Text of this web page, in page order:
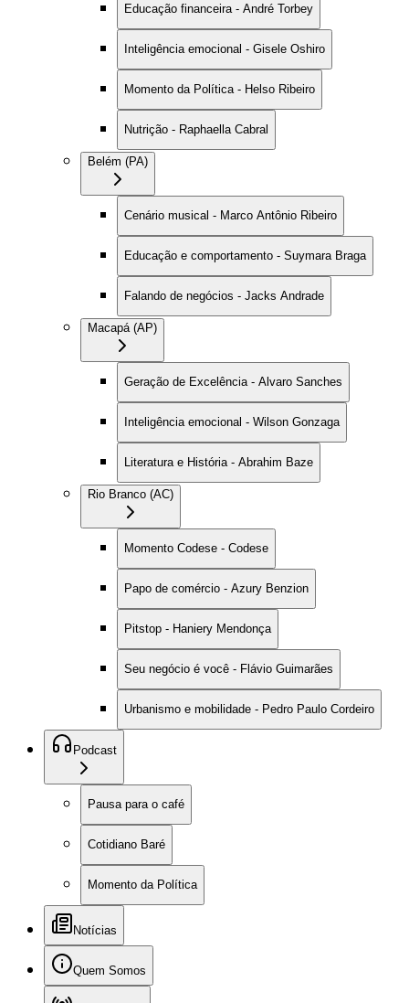
Educação financeira - André Torbey
Inteligência emocional - Gisele Oshiro
Momento da Política - Helso Ribeiro
Nutrição - Raphaella Cabral
Belém (PA)
Cenário musical - Marco Antônio Ribeiro
Educação e comportamento - Suymara Braga
Falando de negócios - Jacks Andrade
Macapá (AP)
Geração de Excelência - Alvaro Sanches
Inteligência emocional - Wilson Gonzaga
Literatura e História - Abrahim Baze
Rio Branco (AC)
Momento Codese - Codese
Papo de comércio - Azury Benzion
Pitstop - Haniery Mendonça
Seu negócio é você - Flávio Guimarães
Urbanismo e mobilidade - Pedro Paulo Cordeiro
Podcast
Pausa para o café
Cotidiano Baré
Momento da Política
Notícias
Quem Somos